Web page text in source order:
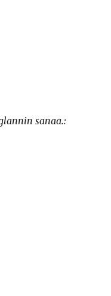
sanaa.: